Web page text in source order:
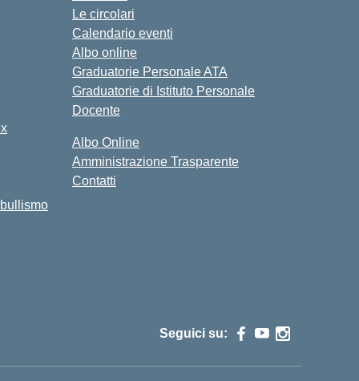
Le circolari
Calendario eventi
Albo online
Graduatorie Personale ATA
Graduatorie di Istituto Personale
Docente
Albo Online
Amministrazione Trasparente
Contatti
Seguici su: